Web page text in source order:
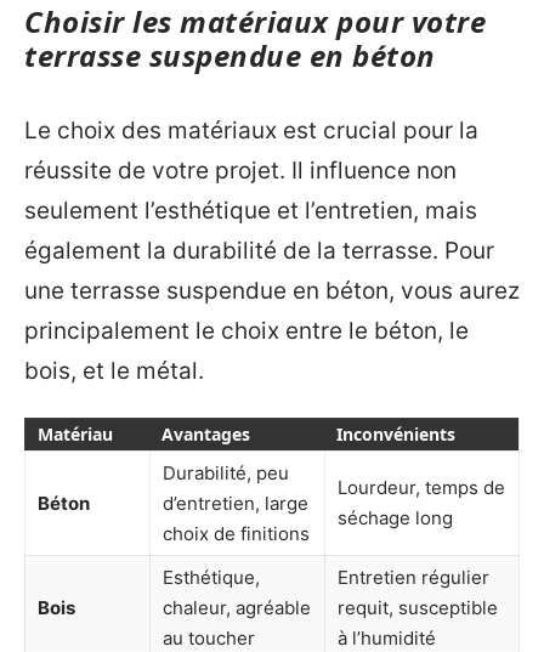
Choisir les matériaux pour votre
terrasse suspendue en béton
Le choix des matériaux est crucial pour la
réussite de votre projet. Il influence non
seulement l’esthétique et l’entretien, mais
également la durabilité de la terrasse. Pour
une terrasse suspendue en béton, vous aurez
principalement le choix entre le béton, le
bois, et le métal.
Matériau Avantages Inconvénients
Béton
Durabilité, peu
d’entretien, large
choix de finitions
Lourdeur, temps de
séchage long
Bois
Esthétique,
chaleur, agréable
au toucher
Entretien régulier
requit, susceptible
à l’humidité